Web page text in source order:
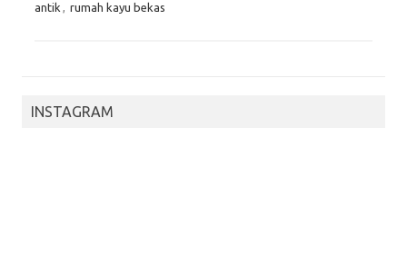
antik , rumah kayu bekas
INSTAGRAM